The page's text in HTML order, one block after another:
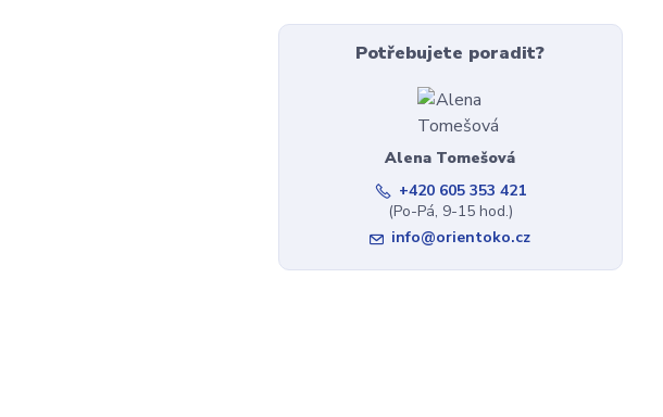
Potřebujete poradit?
Alena Tomešová
+420 605 353 421
(Po-Pá, 9-15 hod.)
info@orientoko.cz